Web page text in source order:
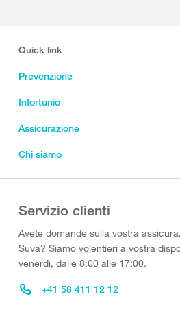
Quick link
Prevenzione
Infortunio
Assicurazione
Chi siamo
Servizio clienti
Avete domande sulla vostra
Suva? Siamo volentieri a vostra
venerdì, dalle 8:00 alle 17:00.
+41 58 411 12 12